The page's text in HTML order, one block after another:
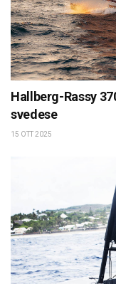
Hallberg-Rassy
svedese
15 OTT 2025